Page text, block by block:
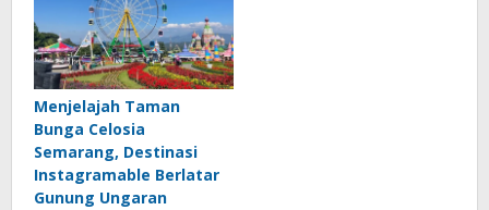
Menjelajah Taman
Bunga Celosia
Semarang, Destinasi
Instagramable Berlatar
Gunung Ungaran